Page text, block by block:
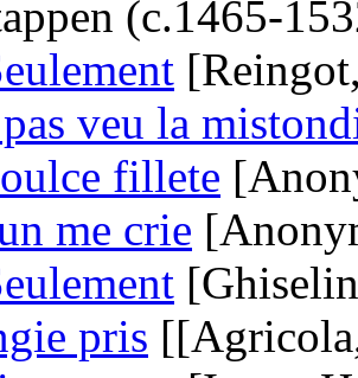
(c.1465-
veu la
fillete
me crie
pris